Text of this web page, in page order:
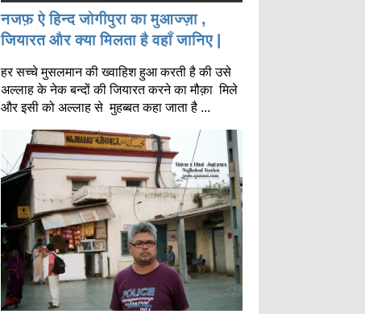
नजफ़ ऐ हिन्द जोगीपुरा का मुआज्ज़ा ,
जियारत और क्या मिलता है वहाँ जानिए |
हर सच्चे मुसलमान की ख्वाहिश हुआ करती है की उसे
अल्लाह के नेक बन्दों की जियारत करने का मौक़ा मिले
और इसी को अल्लाह से मुहब्बत कहा जाता है ...